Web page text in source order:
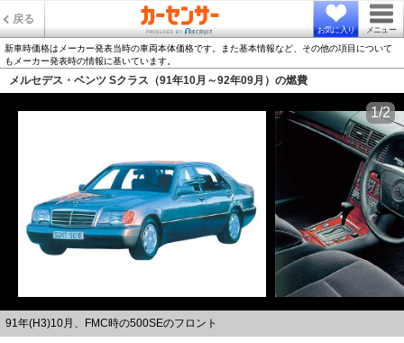
戻る
お気に入り メニュー
新車時価格はメーカー発表当時の車両本体価格です。また基本情報など、その他の項目について
もメーカー発表時の情報に基いています。
メルセデス・ベンツ Sクラス（91年10月～92年09月）の燃費
91年(H3)10月、FMC時の500SEのフロント
1/2